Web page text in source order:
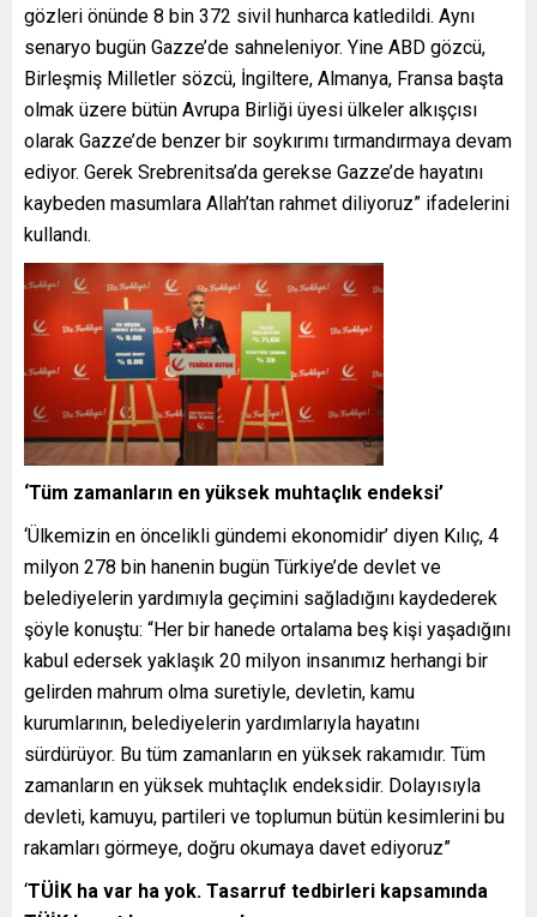
gözleri önünde 8 bin 372 sivil hunharca katledildi. Aynı
senaryo bugün Gazze’de sahneleniyor. Yine ABD gözcü,
Birleşmiş Milletler sözcü, İngiltere, Almanya, Fransa başta
olmak üzere bütün Avrupa Birliği üyesi ülkeler alkışçısı
olarak Gazze’de benzer bir soykırımı tırmandırmaya devam
ediyor. Gerek Srebrenitsa’da gerekse Gazze’de hayatını
kaybeden masumlara Allah’tan rahmet diliyoruz” ifadelerini
kullandı.
‘Tüm zamanların en yüksek muhtaçlık endeksi’
‘Ülkemizin en öncelikli gündemi ekonomidir’ diyen Kılıç, 4
milyon 278 bin hanenin bugün Türkiye’de devlet ve
belediyelerin yardımıyla geçimini sağladığını kaydederek
şöyle konuştu: “Her bir hanede ortalama beş kişi yaşadığını
kabul edersek yaklaşık 20 milyon insanımız herhangi bir
gelirden mahrum olma suretiyle, devletin, kamu
kurumlarının, belediyelerin yardımlarıyla hayatını
sürdürüyor. Bu tüm zamanların en yüksek rakamıdır. Tüm
zamanların en yüksek muhtaçlık endeksidir. Dolayısıyla
devleti, kamuyu, partileri ve toplumun bütün kesimlerini bu
rakamları görmeye, doğru okumaya davet ediyoruz”
‘TÜİK ha var ha yok. Tasarruf tedbirleri kapsamında